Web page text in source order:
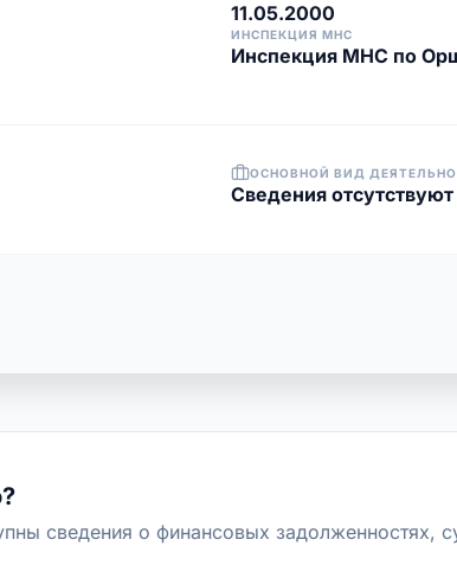
11.05.2000
ИНСПЕКЦИЯ МНС
Инспекция МНС по
ОСНОВНОЙ ВИД
Cведения отсутствуют
сведения о финансовых задолженностях,